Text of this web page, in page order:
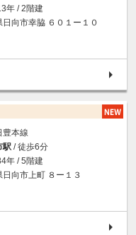
年 / 2階建
日向市幸脇 ６０１ー１０
豊本線
駅 / 徒歩6分
年 / 5階建
日向市上町 ８ー１３